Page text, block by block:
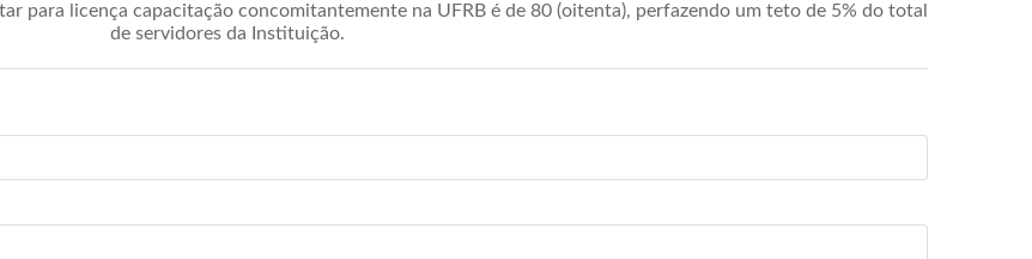
para licença capacitação concomitantemente na UFRB é de 80 (oitenta), perfazendo um teto de 5% do total
de servidores da Instituição.